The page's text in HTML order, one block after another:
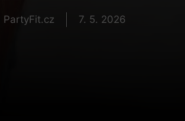
PartyFit.cz 7. 5. 2026